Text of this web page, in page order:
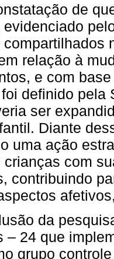
de
relação à
e com
definido pela
ser
Diante
uma ação
crianças com
contribuindo
da
– 24 que
grupo